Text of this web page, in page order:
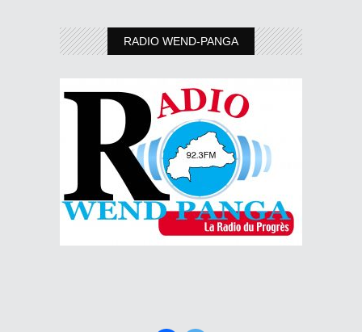
RADIO WEND-PANGA